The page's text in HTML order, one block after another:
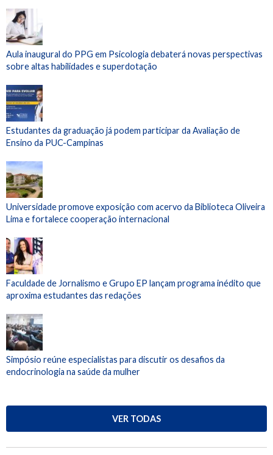
Aula inaugural do PPG em Psicologia debaterá novas perspectivas
sobre altas habilidades e superdotação
Estudantes da graduação já podem participar da Avaliação de
Ensino da PUC-Campinas
Universidade promove exposição com acervo da Biblioteca Oliveira
Lima e fortalece cooperação internacional
Faculdade de Jornalismo e Grupo EP lançam programa inédito que
aproxima estudantes das redações
Simpósio reúne especialistas para discutir os desafios da
endocrinologia na saúde da mulher
VER TODAS